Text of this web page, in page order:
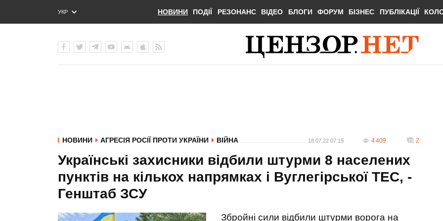
УКР
ENG
НОВИНИ ПОДІЇ РЕЗОНАНС ВІДЕО БЛОГИ ФОРУМ БІЗНЕС ПУБЛІКАЦІЇ
НОВИНИ АГРЕСІЯ РОСІЇ ПРОТИ УКРАЇНИ ВІЙНА 18.07.22 07:15 4 409 2
Українські захисники відбили штурми 8 населених
пунктів на кількох напрямках і Вуглегірської ТЕС, -
Генштаб ЗСУ
Збройні сили відбили штурми ворога на